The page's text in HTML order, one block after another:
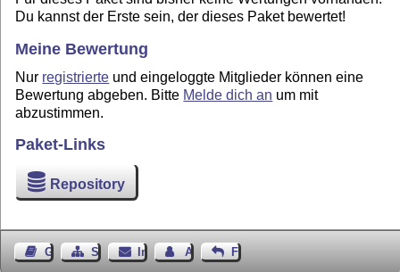
Du kannst der Erste sein, der dieses Paket bewertet!
Meine Bewertung
Nur registrierte und eingeloggte Mitglieder können eine
Bewertung abgeben. Bitte Melde dich an um mit
abzustimmen.
Paket-Links
Repository
GästebuchSeiten-Struktur
ImpressumAutor kontaktieren
Feedback